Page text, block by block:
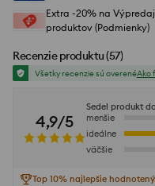
Extra -20% na
produktov (Podmienky)
Recenzie produktu(57)
Všetky recenzie sú overenéAko
4,9/5
Sedel produkt
menšie
ideálne
väčšie
Top 10% najlepšie